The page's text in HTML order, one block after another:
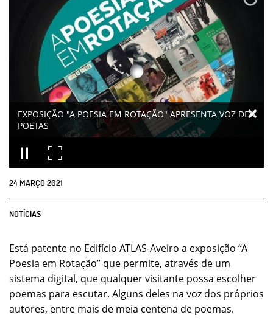
EXPOSIÇÃO "A POESIA EM ROTAÇÃO" APRESENTA VOZ DE
POETAS
24 MARÇO2021
NOTÍCIAS
Está patente no Edifício ATLAS-Aveiro a exposição “A
Poesia em Rotação” que permite, através de um
sistema digital, que qualquer visitante possa escolher
poemas para escutar. Alguns deles na voz dos próprios
autores, entre mais de meia centena de poemas.